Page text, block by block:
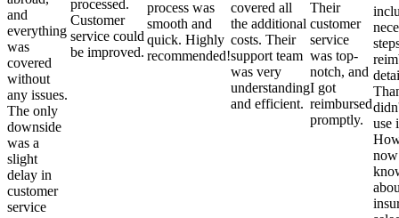
and
everything
was
covered
without
any issues.
The only
downside
was a
slight
delay in
customer
service
processed.
Customer
service could
be improved.
process was
smooth and
quick. Highly
recommended!
covered all
the additional
costs. Their
support team
was very
understanding
and efficient.
Their
customer
service
was top-
notch, and
I got
reimbursed
promptly.
use